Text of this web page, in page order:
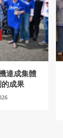
達成集體
成果